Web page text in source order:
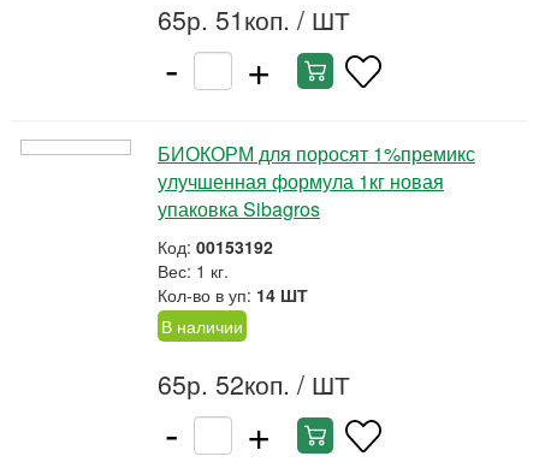
65р. 51коп. / ШТ
- +
БИОКОРМ для поросят 1%премикс
улучшенная формула 1кг новая
упаковка Sibagros
Код: 00153192
Вес: 1 кг.
Кол-во в уп: 14 ШТ
В наличии
65р. 52коп. / ШТ
- +